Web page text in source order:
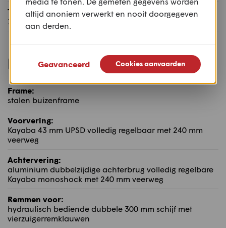
Tankinhoud:
18 l
Rijwielgedeelte
Frame:
stalen buizenframe
Voorvering:
Kayaba 43 mm UPSD volledig regelbaar met 240 mm
veerweg
Achtervering:
aluminium dubbelzijdige achterbrug volledig regelbare
Kayaba monoshock met 240 mm veerweg
Remmen voor:
hydraulisch bediende dubbele 300 mm schijf met
vierzuigerremklauwen
altijd anoniem verwerkt en nooit doorgegeven
aan derden.
Geavanceerd Cookies aanvaarden